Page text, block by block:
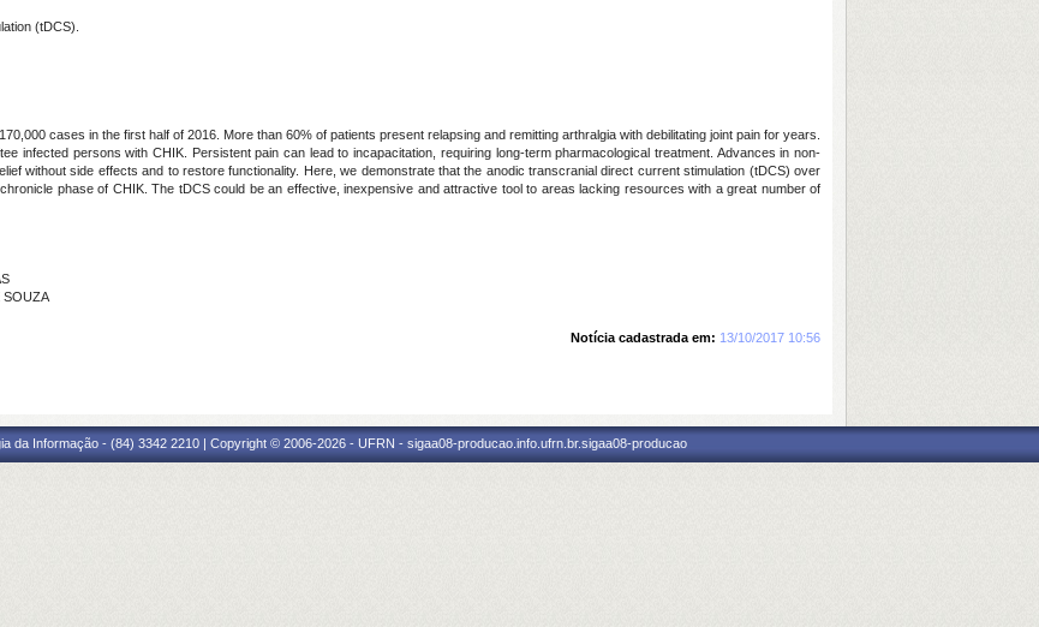
(tDCS).
cases in the first half of 2016. More than 60% of patients present relapsing and remitting arthralgia with debilitating joint pain for years.
infected persons with CHIK. Persistent pain can lead to incapacitation, requiring long-term pharmacological treatment. Advances in non-
without side effects and to restore functionality. Here, we demonstrate that the anodic transcranial direct current stimulation (tDCS) over
phase of CHIK. The tDCS could be an effective, inexpensive and attractive tool to areas lacking resources with a great number of
SOUZA
Notícia cadastrada em: 13/10/2017 10:56
da Informação - (84) 3342 2210 | Copyright © 2006-2026 - UFRN - sigaa08-producao.info.ufrn.br.sigaa08-producao